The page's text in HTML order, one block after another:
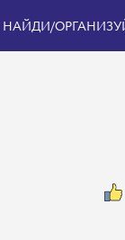
НАЙДИ/